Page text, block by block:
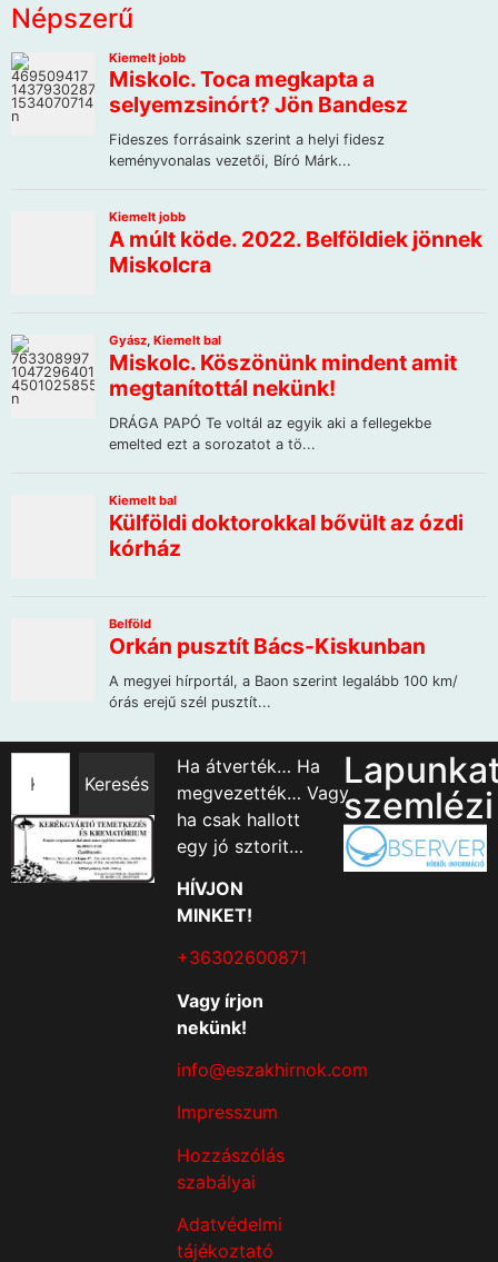
Népszerű
Keresés
Ha átverték… Ha
megvezették… Vagy
ha csak hallott
egy jó sztorit…
HÍVJON
MINKET!
+36302600871
Vagy írjon
nekünk!
info@eszakhirnok.com
Impresszum
Hozzászólás
szabályai
Adatvédelmi
tájékoztató
szemlézi